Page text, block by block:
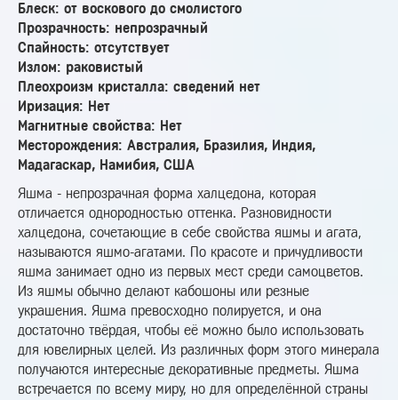
Блеск: от воскового до смолистого
Прозрачность: непрозрачный
Спайность: отсутствует
Излом: раковистый
Плеохроизм кристалла: сведений нет
Иризация: Нет
Магнитные свойства: Нет
Месторождения: Австралия, Бразилия, Индия,
Мадагаскар, Намибия, США
Яшма - непрозрачная форма халцедона, которая
отличается однородностью оттенка. Разновидности
халцедона, сочетающие в себе свойства яшмы и агата,
называются яшмо-агатами. По красоте и причудливости
яшма занимает одно из первых мест среди самоцветов.
Из яшмы обычно делают кабошоны или резные
украшения. Яшма превосходно полируется, и она
достаточно твёрдая, чтобы её можно было использовать
для ювелирных целей. Из различных форм этого минерала
получаются интересные декоративные предметы. Яшма
встречается по всему миру, но для определённой страны